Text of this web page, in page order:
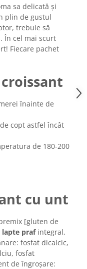
sa delicată și
plin de gustul
trebuie să
În cel mai scurt
Fiecare pachet
înainte de
copt astfel încât
de 180-200
cu unt
[gluten de
lapte prafintegral,
fosfat dicalcic,
fosfat
de îngroşare: